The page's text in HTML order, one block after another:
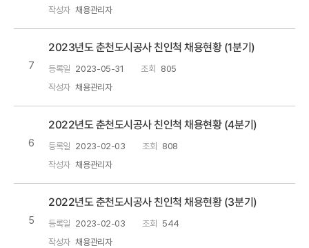
작성자 채용관리자
7
2023년도 춘천도시공사 친인척 채용현황 (1분기)
등록일 2023-05-31 조회 805
작성자 채용관리자
6
2022년도 춘천도시공사 친인척 채용현황 (4분기)
등록일 2023-02-03 조회 808
작성자 채용관리자
5
2022년도 춘천도시공사 친인척 채용현황 (3분기)
등록일 2023-02-03 조회 544
작성자 채용관리자